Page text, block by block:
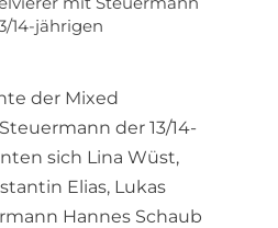
14-jährigen
der Mixed
der 13/14-
sich Lina Wüst,
Elias, Lukas
Hannes Schaub